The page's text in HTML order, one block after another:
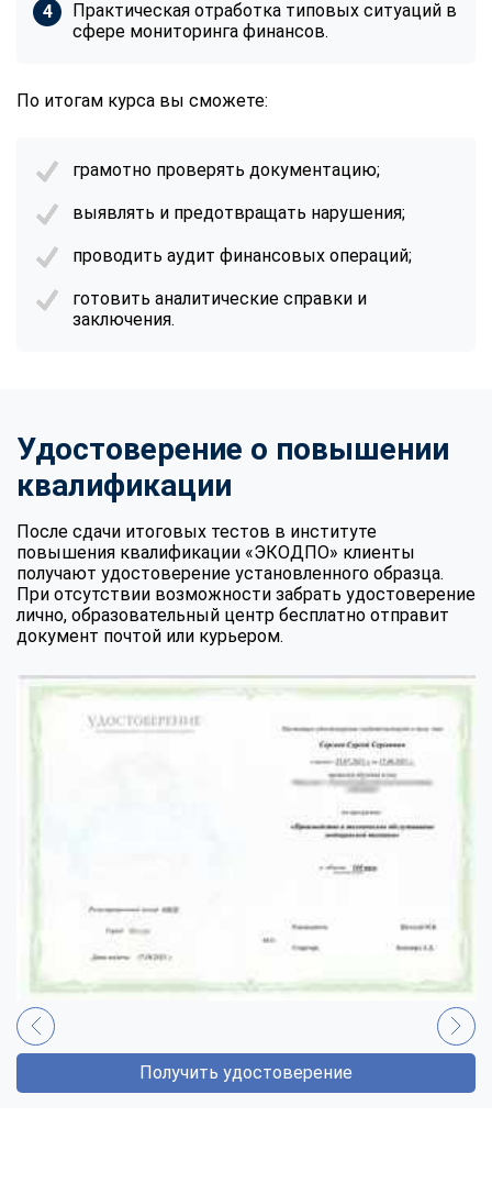
Практическая отработка типовых ситуаций в
сфере мониторинга финансов.
По итогам курса вы сможете:
грамотно проверять документацию;
выявлять и предотвращать нарушения;
проводить аудит финансовых операций;
готовить аналитические справки и
заключения.
Удостоверение о повышении
квалификации
После сдачи итоговых тестов в институте
повышения квалификации «ЭКОДПО» клиенты
получают удостоверение установленного образца.
При отсутствии возможности забрать удостоверение
лично, образовательный центр бесплатно отправит
документ почтой или курьером.
Получить удостоверение